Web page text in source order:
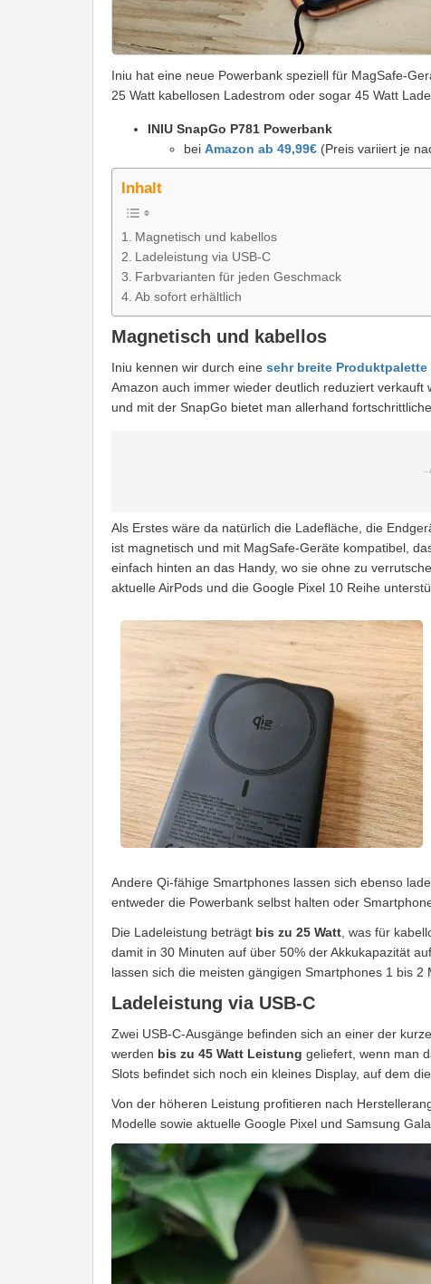
Iniu hat eine neue Powerbank speziell für MagSafe-
25 Watt kabellosen Ladestrom oder sogar 45 Watt
INIU SnapGo P781 Powerbank
bei Amazon ab 49,99€ (Preis variiert je
Inhalt
Magnetisch und kabellos
Ladeleistung via USB-C
Farbvarianten für jeden Geschmack
Ab sofort erhältlich
Magnetisch und kabellos
Iniu kennen wir durch eine sehr breite
Amazon auch immer wieder deutlich reduziert
und mit der SnapGo bietet man allerhand
Als Erstes wäre da natürlich die Ladefläche, die
ist magnetisch und mit MagSafe-Geräte kompatibel,
einfach hinten an das Handy, wo sie ohne zu
aktuelle AirPods und die Google Pixel 10 Reihe
Andere Qi-fähige Smartphones lassen sich ebenso
entweder die Powerbank selbst halten oder
Die Ladeleistung beträgt bis zu 25 Watt , was für
damit in 30 Minuten auf über 50% der Akkukapazität
lassen sich die meisten gängigen Smartphones 1 bis 2
Ladeleistung via USB-C
Zwei USB-C-Ausgänge befinden sich an einer der
werden bis zu 45 Watt Leistung geliefert, wenn man
Slots befindet sich noch ein kleines Display, auf dem
Von der höheren Leistung profitieren nach
Modelle sowie aktuelle Google Pixel und Samsung